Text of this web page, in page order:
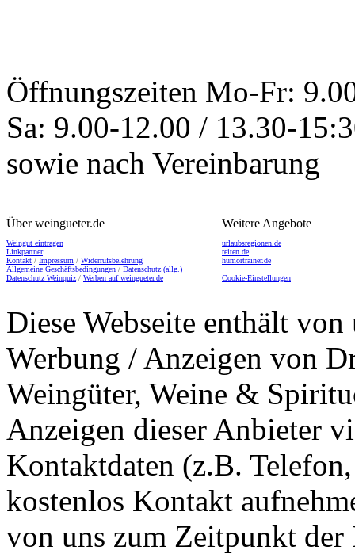
Öffnungszeiten Mo-Fr:
Sa: 9.00-12.00 / 13.30-
sowie nach Vereinbarung
Über weingueter.de
Weingut eintragen
Linkpartner
Kontakt / Impressum / Widerrufsbelehrung
Allgemeine Geschäftsbedingungen / Datenschutz (allg.)
Datenschutz Weinquiz / Werben auf weingueter.de
Weitere Angebote
urlaubsregionen.de
reiten.de
humortrainer.de
Cookie-Einstellungen
Diese Webseite enthält
Werbung / Anzeigen von
Weingüter, Weine &
Anzeigen dieser Anbieter
Kontaktdaten (z.B.
kostenlos Kontakt
von uns zum Zeitpunkt